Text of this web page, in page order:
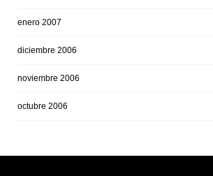
enero 2007
diciembre 2006
noviembre 2006
octubre 2006